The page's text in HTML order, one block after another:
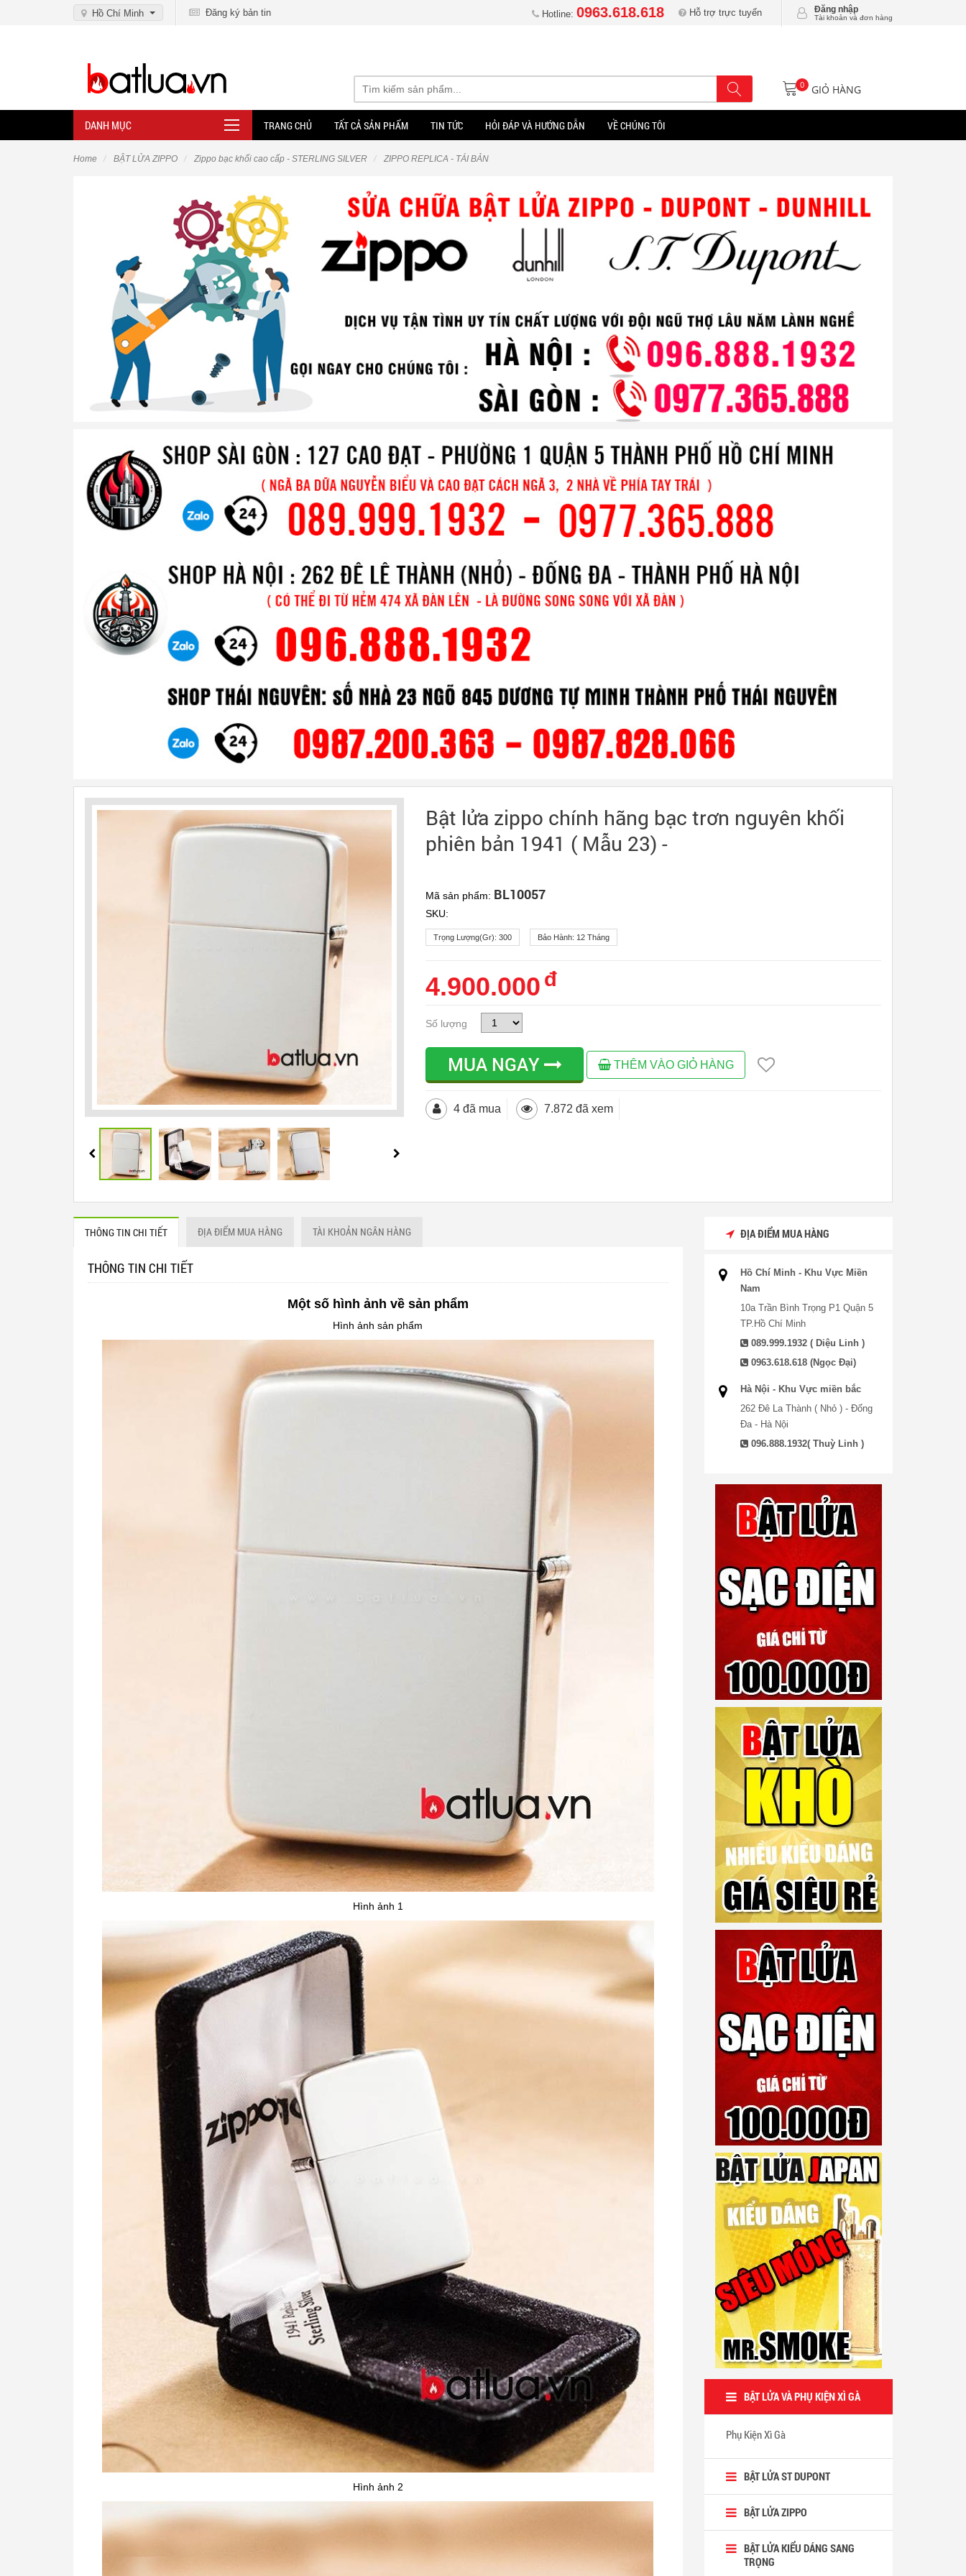
Hồ Chí Minh Đăng ký bản tin Hotline: 0963.618.618 Hỗ trợ trực tuyến Đăng nhập
Tài khoản và đơn hàng
0 GIỎ HÀNG
DANH MỤC TRANG CHỦ TẤT CẢ SẢN PHẨM TIN TỨC HỎI ĐÁP VÀ HƯỚNG DẪN VỀ CHÚNG TÔI
Home BẬT LỬA ZIPPO Zippo bạc khối cao cấp - STERLING SILVER ZIPPO REPLICA - TÁI BẢN
Bật lửa zippo chính hãng bạc trơn nguyên khối
phiên bản 1941 ( Mẫu 23) -
Mã sản phẩm: BL10057
SKU:
Trọng Lượng(gr):300 Bảo Hành: 12 Tháng
4.900.000 đ
Số lượng
MUA NGAY THÊM VÀO GIỎ HÀNG
4 đã mua 7.872 đã xem
THÔNG TIN CHI TIẾT ĐỊA ĐIỂM MUA HÀNG TÀI KHOẢN NGÂN HÀNG
THÔNG TIN CHI TIẾT
Một số hình ảnh về sản phẩm
Hình ảnh sản phẩm
Hình ảnh 1
Hình ảnh 2
ĐỊA ĐIỂM MUA HÀNG
Hồ Chí Minh - Khu Vực Miền
Nam
10a Trần Bình Trọng P1 Quận 5
TP.Hồ Chí Minh
089.999.1932 ( Diệu Linh )
0963.618.618 (Ngọc Đại)
Hà Nội - Khu Vực miền bắc
262 Đê La Thành ( Nhỏ ) - Đống
Đa - Hà Nội
096.888.1932( Thuỳ Linh )
BẬT LỬA VÀ PHỤ KIỆN XÌ GÀ
Phụ Kiện Xì Gà
BẬT LỬA ST DUPONT
BẬT LỬA ZIPPO
BẬT LỬA KIỂU DÁNG SANG
TRỌNG